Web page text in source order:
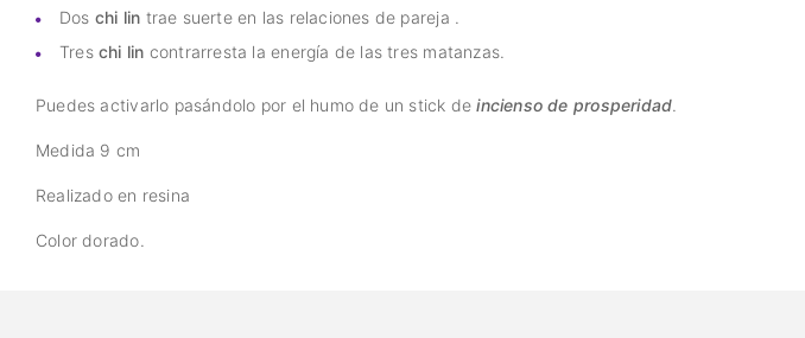
Dos chi lin trae suerte en las relaciones de pareja .
Treschi lin contrarresta la energía de las tres matanzas.
Puedes activarlo pasándolo por el humo de un stick de incienso de prosperidad.
Medida 9 cm
Realizado en resina
Color dorado.